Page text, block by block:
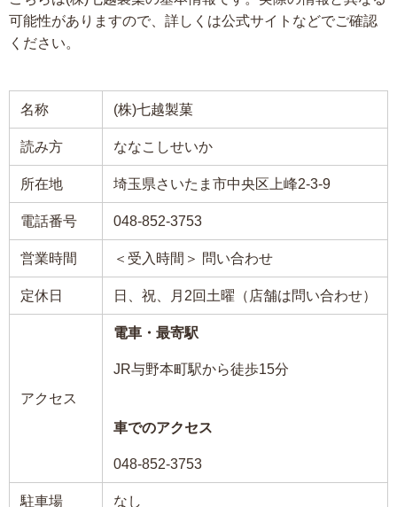
可能性がありますので、詳しくは公式サイトなどでご確認
ください。
名称 (株)七越製菓
読み方 ななこしせいか
所在地 埼玉県さいたま市中央区上峰2-3-9
電話番号 048-852-3753
営業時間 ＜受入時間＞ 問い合わせ
定休日 日、祝、月2回土曜（店舗は問い合わせ）
アクセス
電車・最寄駅
JR与野本町駅から徒歩15分
車でのアクセス
048-852-3753
駐車場 なし